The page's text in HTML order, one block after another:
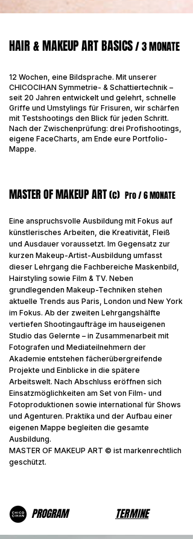
HAIR & MAKEUP ART BASICS/ 3 MONATE
12 Wochen, eine Bildsprache. Mit unserer
CHICOCIHAN Symmetrie- & Schattiertechnik –
seit 20 Jahren entwickelt und gelehrt, schnelle
Griffe und Umstylings für Frisuren, wir schärfen
mit Testshootings den Blick für jeden Schritt.
Nach der Zwischenprüfung: drei Profishootings,
eigene FaceCharts, am Ende eure Portfolio-
Mappe.
MASTER OF MAKEUP ART(c) Pro / 6 MONATE
​Eine anspruchsvolle Ausbildung mit Fokus auf
künstlerisches Arbeiten, die Kreativität, Fleiß
und Ausdauer voraussetzt. Im Gegensatz zur
kurzen Makeup-Artist-Ausbildung umfasst
dieser Lehrgang die Fachbereiche Maskenbild,
Hairstyling sowie Film & TV. Neben
grundlegenden Makeup-Techniken stehen
aktuelle Trends aus Paris, London und New York
im Fokus. Ab der zweiten Lehrgangshälfte
vertiefen Shootingaufträge im hauseigenen
Studio das Gelernte – in Zusammenarbeit mit
Fotografen und Mediateilnehmern der
Akademie entstehen fächerübergreifende
Projekte und Einblicke in die spätere
Arbeitswelt. Nach Abschluss eröffnen sich
Einsatzmöglichkeiten am Set von Film- und
Fotoproduktionen sowie international für Shows
und Agenturen. Praktika und der Aufbau einer
eigenen Mappe begleiten die gesamte
Ausbildung.
MASTER OF MAKEUP ART © ist markenrechtlich
geschützt.
PROGRAM TERMINE